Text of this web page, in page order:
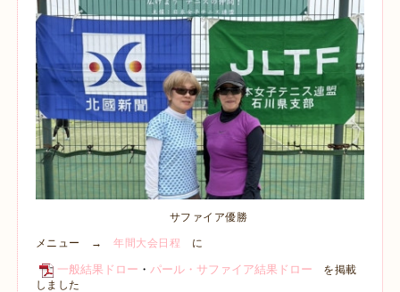
サファイア優勝
メニュー →年間大会日程 に
一般結果ドロー ・ パール・サファイア結果ドロー
を掲載
しました